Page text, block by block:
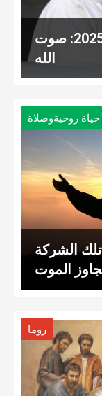
عناوين نشرة الثلاثاء 22 تموز 2025: صوت
الله
حياة روحيةوصلاة
الشركة
الموت
روما